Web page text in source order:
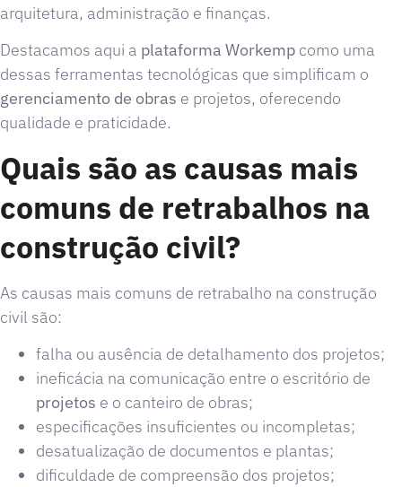
arquitetura, administração e finanças.
Destacamos aqui a plataforma Workemp como uma
dessas ferramentas tecnológicas que simplificam o
gerenciamento de obras e projetos, oferecendo
qualidade e praticidade.
Quais são as causas mais
comuns de retrabalhos na
construção civil?
As causas mais comuns de retrabalho na construção
civil são:
falha ou ausência de detalhamento dos projetos;
ineficácia na comunicação entre o escritório de
projetos e o canteiro de obras;
especificações insuficientes ou incompletas;
desatualização de documentos e plantas;
dificuldade de compreensão dos projetos;